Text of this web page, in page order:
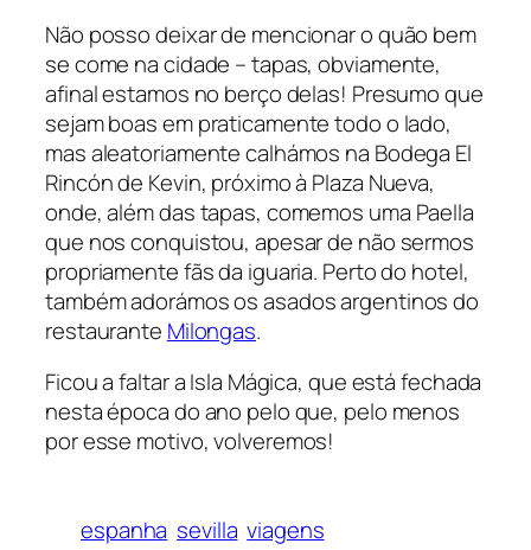
Não posso deixar de mencionar o quão bem
se come na cidade – tapas, obviamente,
afinal estamos no berço delas! Presumo que
sejam boas em praticamente todo o lado,
mas aleatoriamente calhámos na Bodega El
Rincón de Kevin, próximo à Plaza Nueva,
onde, além das tapas, comemos uma Paella
que nos conquistou, apesar de não sermos
propriamente fãs da iguaria. Perto do hotel,
também adorámos os asados argentinos do
restaurante Milongas.
Ficou a faltar a Isla Mágica, que está fechada
nesta época do ano pelo que, pelo menos
por esse motivo,volveremos!
espanha sevilla viagens